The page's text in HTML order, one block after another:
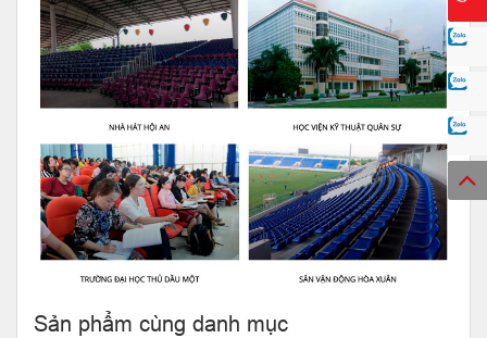
Sản phẩm cùng danh mục